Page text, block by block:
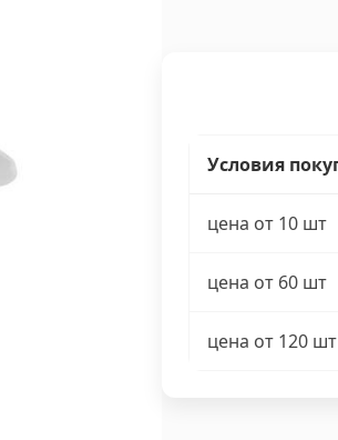
Условия
цена от 10 шт
цена от 60 шт
цена от 120 шт